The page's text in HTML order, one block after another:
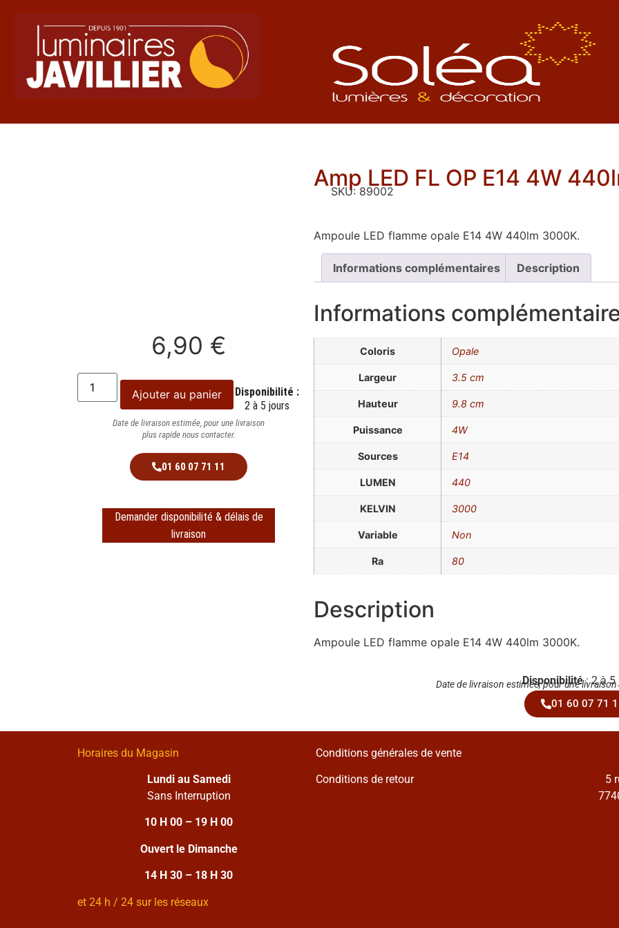
6,90 €
Ajouter au panier
Disponibilité :
2 à 5 jours
Date de livraison estimée, pour une livraison
plus rapide nous contacter.
01 60 07 71 11
Demander disponibilité & délais de
livraison
Amp LED FL OP E14 4W
SKU: 89002
Ampoule LED flamme opale E14 4W 440lm 3000K.
Informations complémentaires Description
Informations
Coloris Opale
Largeur 3.5 cm
Hauteur 9.8 cm
Puissance 4W
Sources E14
LUMEN 440
KELVIN 3000
Variable Non
Ra 80
Description
Ampoule LED flamme opale E14 4W 440lm 3000K.
Disponibilité: 2 à 5
Date de livraison estimée, pour une
01 60 07 71
Horaires du Magasin
Lundi au Samedi
Sans Interruption
10 H 00 – 19 H 00
Ouvert le Dimanche
14 H 30 – 18 H 30
et 24 h / 24 sur les réseaux
Conditions générales de vente
Conditions de retour
5